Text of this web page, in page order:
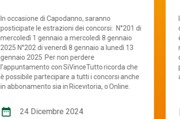
In occasione di Capodanno, saranno
posticipate le estrazioni dei concorsi: N°201 di
mercoledì 1 gennaio a mercoledì 8 gennaio
2025 N°202 di venerdì 8 gennaio a lunedì 13
gennaio 2025 ​Per non perdere
l’appuntamento con SiVinceTutto ricorda che
è possibile partecipare a tutti i concorsi anche
in abbonamento sia in Ricevitoria, o Online.
date_range 24 Dicembre 2024